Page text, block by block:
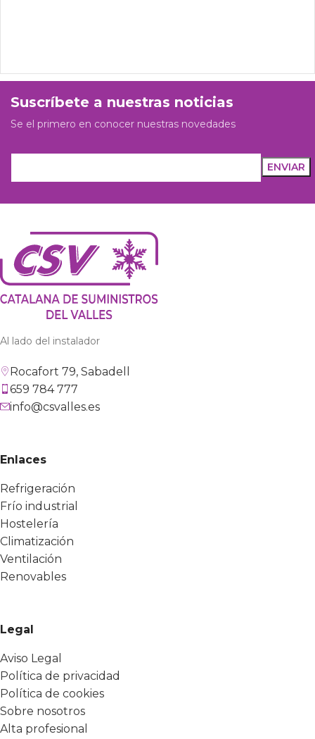
Suscríbete a nuestras noticias
Se el primero en conocer nuestras novedades
Al lado del instalador
Rocafort 79, Sabadell
659 784 777
info@csvalles.es
Enlaces
Refrigeración
Frío industrial
Hostelería
Climatización
Ventilación
Renovables
Legal
Aviso Legal
Política de privacidad
Política de cookies
Sobre nosotros
Alta profesional